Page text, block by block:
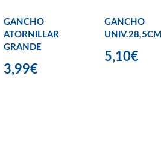
GANCHO
ATORNILLAR
GRANDE
3,99€
GANCHO
UNIV.28,5CM
5,10€